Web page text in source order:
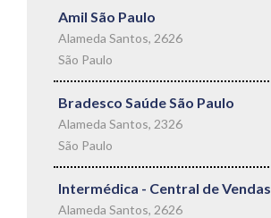
Amil São Paulo
Alameda Santos, 2626
São Paulo
Bradesco Saúde São Paulo
Alameda Santos, 2326
São Paulo
Intermédica - Central de Vendas
Alameda Santos, 2626